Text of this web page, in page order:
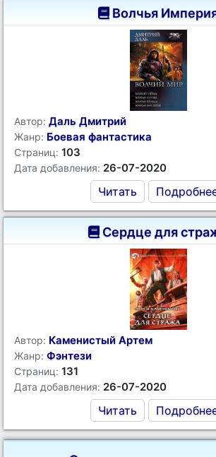
Волчья
Автор: Даль Дмитрий
Жанр: Боевая фантастика
Страниц: 103
Дата добавления: 26-07-2020
Читать
Сердце для
Автор: Каменистый Артем
Жанр: Фэнтези
Страниц: 131
Дата добавления: 26-07-2020
Читать